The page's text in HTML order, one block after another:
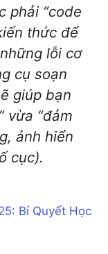
phải “code
thức để
lỗi cơ
cụ soạn
giúp bạn
vừa “đảm
ảnh hiển
cục).
Bí Quyết Học